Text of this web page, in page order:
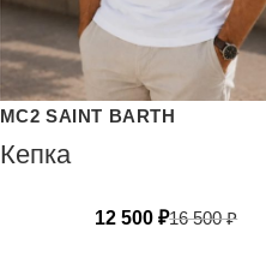
MC2 SAINT BARTH
Кепка
12 500₽16 500₽